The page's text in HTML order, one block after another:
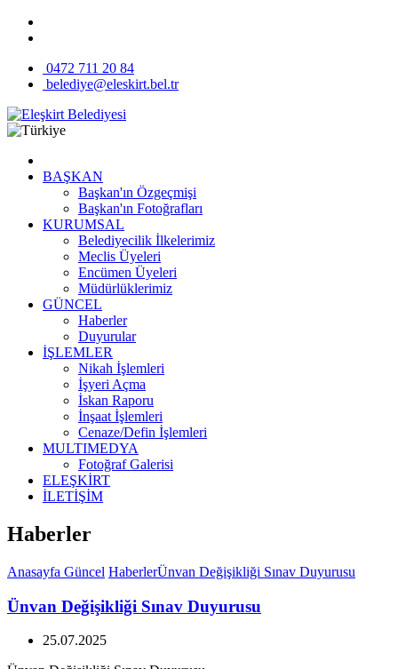
0472 711 20 84
belediye@eleskirt.bel.tr
BAŞKAN
Başkan'ın Özgeçmişi
Başkan'ın Fotoğrafları
KURUMSAL
Belediyecilik İlkelerimiz
Meclis Üyeleri
Encümen Üyeleri
Müdürlüklerimiz
GÜNCEL
Haberler
Duyurular
İŞLEMLER
Nikah İşlemleri
İşyeri Açma
İskan Raporu
İnşaat İşlemleri
Cenaze/Defin İşlemleri
MULTIMEDYA
Fotoğraf Galerisi
ELEŞKİRT
İLETİŞİM
Haberler
Anasayfa Güncel HaberlerÜnvan Değişikliği Sınav Duyurusu
Ünvan Değişikliği Sınav Duyurusu
25.07.2025